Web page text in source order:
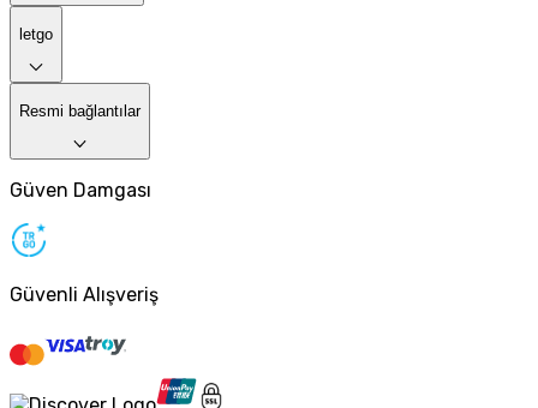
letgo
Resmi bağlantılar
Güven Damgası
Güvenli Alışveriş